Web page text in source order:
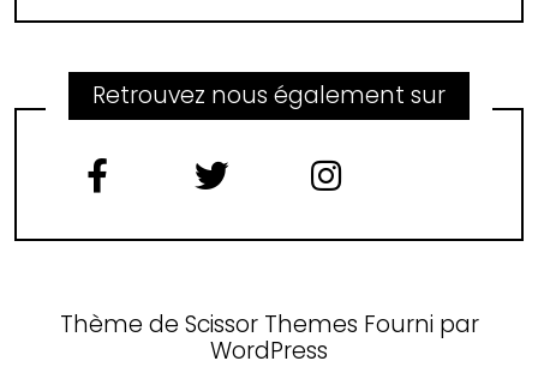
Retrouvez nous également sur
Thème de Scissor Themes Fourni par
WordPress